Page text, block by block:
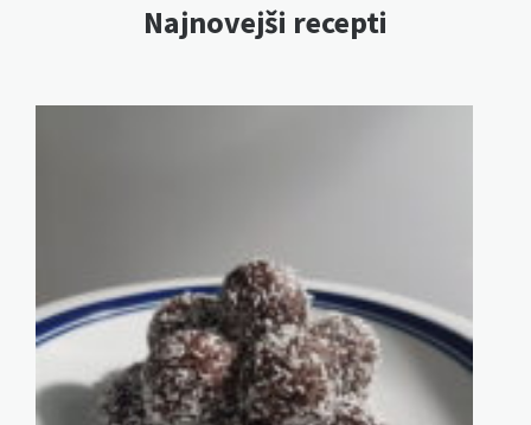
Najnovejši recepti